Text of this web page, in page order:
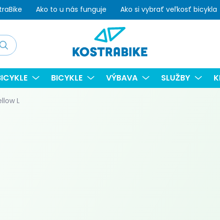
Ako to u nás funguje Ako si vybrať veľkosť bicykla
BICYKLE VÝBAVA SLUŽBY
L